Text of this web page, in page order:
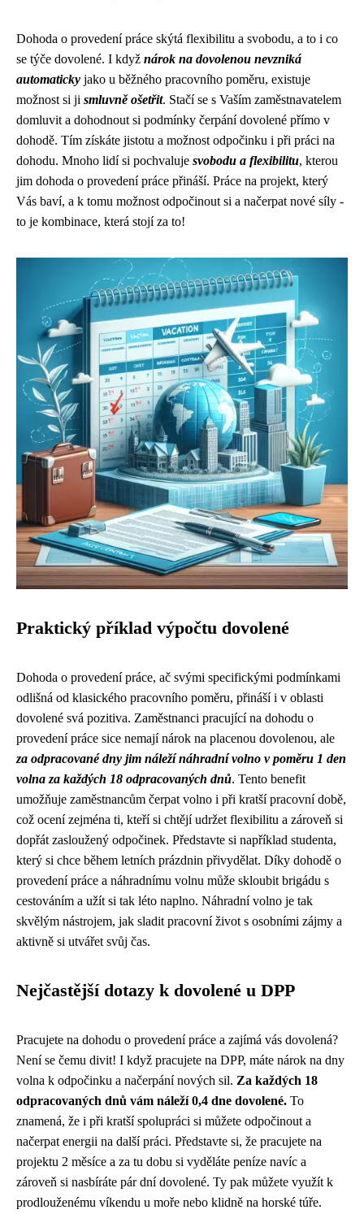
Dohoda o provedení práce skýtá flexibilitu a svobodu, a to i co
se týče dovolené. I když nárok na dovolenou nevzniká
automaticky jako u běžného pracovního poměru, existuje
možnost si ji smluvně ošetřit. Stačí se s Vaším zaměstnavatelem
domluvit a dohodnout si podmínky čerpání dovolené přímo v
dohodě. Tím získáte jistotu a možnost odpočinku i při práci na
dohodu. Mnoho lidí si pochvaluje svobodu a flexibilitu, kterou
jim dohoda o provedení práce přináší. Práce na projekt, který
Vás baví, a k tomu možnost odpočinout si a načerpat nové síly -
to je kombinace, která stojí za to!
Praktický příklad výpočtu dovolené
Dohoda o provedení práce, ač svými specifickými podmínkami
odlišná od klasického pracovního poměru, přináší i v oblasti
dovolené svá pozitiva. Zaměstnanci pracující na dohodu o
provedení práce sice nemají nárok na placenou dovolenou, ale
za odpracované dny jim náleží náhradní volno v poměru 1 den
volna za každých 18 odpracovaných dnů. Tento benefit
umožňuje zaměstnancům čerpat volno i při kratší pracovní době,
což ocení zejména ti, kteří si chtějí udržet flexibilitu a zároveň si
dopřát zasloužený odpočinek. Představte si například studenta,
který si chce během letních prázdnin přivydělat. Díky dohodě o
provedení práce a náhradnímu volnu může skloubit brigádu s
cestováním a užít si tak léto naplno. Náhradní volno je tak
skvělým nástrojem, jak sladit pracovní život s osobními zájmy a
aktivně si utvářet svůj čas.
Nejčastější dotazy k dovolené u DPP
Pracujete na dohodu o provedení práce a zajímá vás dovolená?
Není se čemu divit! I když pracujete na DPP, máte nárok na dny
volna k odpočinku a načerpání nových sil. Za každých 18
odpracovaných dnů vám náleží 0,4 dne dovolené. To
znamená, že i při kratší spolupráci si můžete odpočinout a
načerpat energii na další práci. Představte si, že pracujete na
projektu 2 měsíce a za tu dobu si vyděláte peníze navíc a
zároveň si nasbíráte pár dní dovolené. Ty pak můžete využít k
prodlouženému víkendu u moře nebo klidně na horské túře.